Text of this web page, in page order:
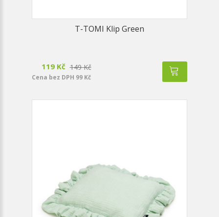
T-TOMI Klip Green
119 Kč 149 Kč
Cena bez DPH 99 Kč